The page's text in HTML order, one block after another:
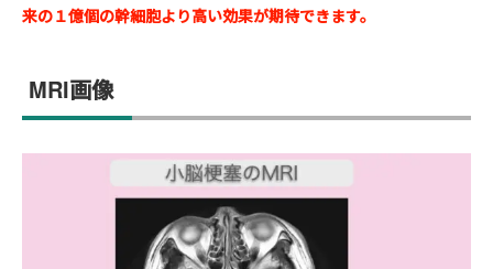
来の１億個の幹細胞より高い効果が期待できます。
MRI画像